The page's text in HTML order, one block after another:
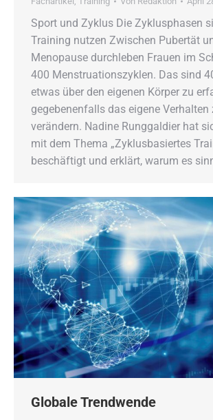
Sport und Zyklus Die Zyklusphasen
Training nutzen Zwischen Pubertät
Menopause durchleben Frauen im
400 Menstruationszyklen. Das sind
etwas über den eigenen Körper zu
gegebenenfalls das eigene Verhalten
verändern. Nadine Runggaldier hat
mit dem Thema „Zyklusbasiertes
beschäftigt und erklärt, warum es
Globale Trendwende